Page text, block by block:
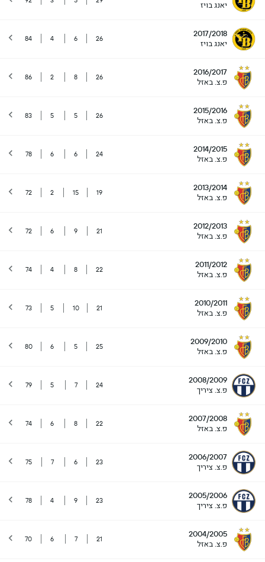
יאנג בויז
2017/2018
יאנג בויז
26
6
4
84
2016/2017
פ.צ. באזל
26
8
2
86
2015/2016
פ.צ. באזל
26
5
5
83
2014/2015
פ.צ. באזל
24
6
6
78
2013/2014
פ.צ. באזל
19
15
2
72
2012/2013
פ.צ. באזל
21
9
6
72
2011/2012
פ.צ. באזל
22
8
4
74
2010/2011
פ.צ. באזל
21
10
5
73
2009/2010
פ.צ. באזל
25
5
6
80
2008/2009
פ.צ. ציריך
24
7
5
79
2007/2008
פ.צ. באזל
22
8
6
74
2006/2007
פ.צ. ציריך
23
6
7
75
2005/2006
פ.צ. ציריך
23
9
4
78
2004/2005
פ.צ. באזל
21
7
6
70